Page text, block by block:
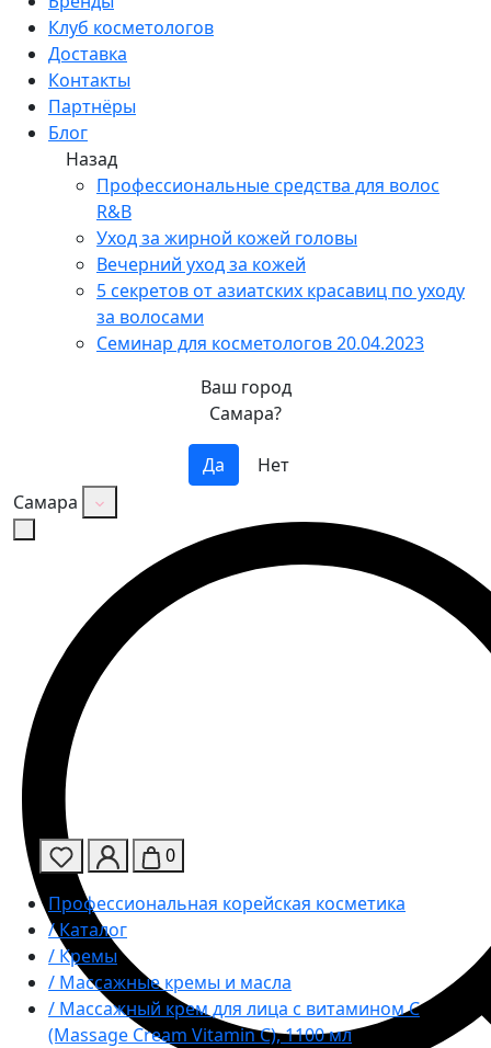
Клуб косметологов
Доставка
Контакты
Партнёры
Блог
Назад
Профессиональные средства для волос
R&B
Уход за жирной кожей головы
Вечерний уход за кожей
5 секретов от азиатских красавиц по уходу
за волосами
Семинар для косметологов 20.04.2023
Ваш город
Самара?
Да
Нет
Самара
0
Профессиональная корейская косметика
/ Каталог
/ Кремы
/ Массажные кремы и масла
/ Массажный крем для лица с витамином С
(Massage Cream Vitamin С), 1100 мл